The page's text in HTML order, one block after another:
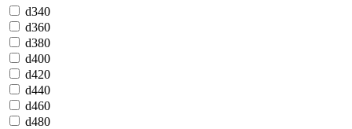
d340
d360
d380
d400
d420
d440
d460
d480